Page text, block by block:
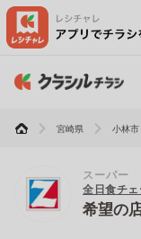
宮崎県 小林市
スーパー
全日食チェ
希望の